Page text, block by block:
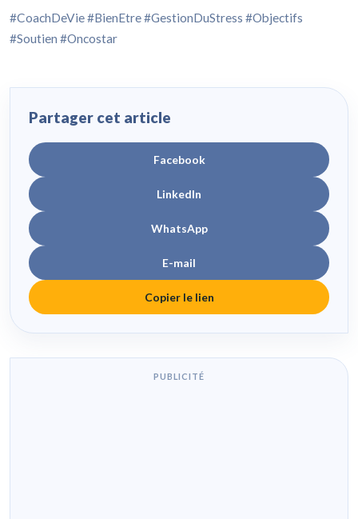
#CoachDeVie #BienEtre #GestionDuStress #Objectifs
#Soutien #Oncostar
Partager cet article
Facebook
LinkedIn
WhatsApp
E-mail
Copier le lien
PUBLICITÉ